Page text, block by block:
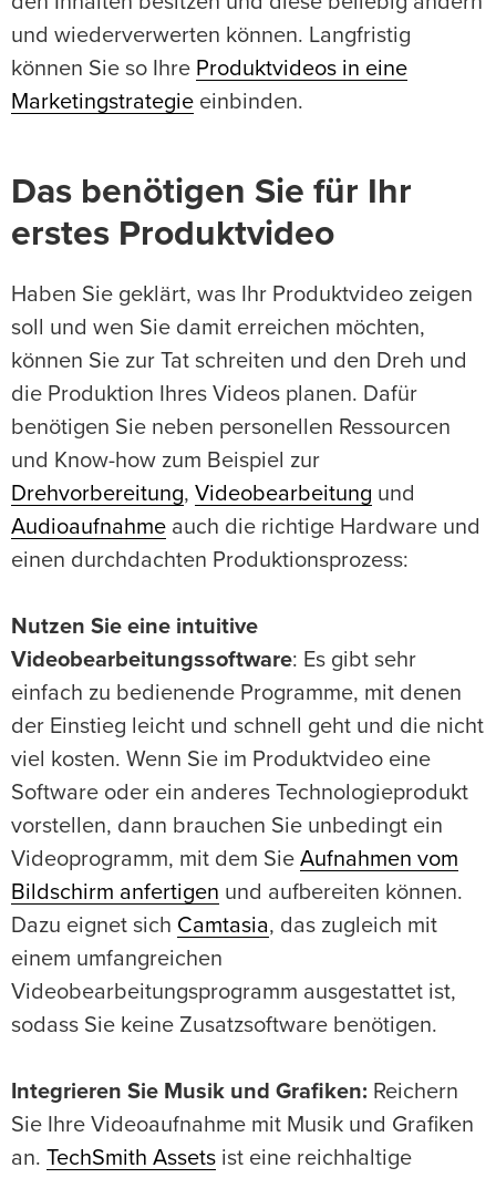
und wiederverwerten können. Langfristig
können Sie so Ihre Produktvideos in eine
Marketingstrategie einbinden.
Das benötigen Sie für Ihr
erstes Produktvideo
Haben Sie geklärt, was Ihr Produktvideo zeigen
soll und wen Sie damit erreichen möchten,
können Sie zur Tat schreiten und den Dreh und
die Produktion Ihres Videos planen. Dafür
benötigen Sie neben personellen Ressourcen
und Know-how zum Beispiel zur
Drehvorbereitung, Videobearbeitung und
Audioaufnahme auch die richtige Hardware und
einen durchdachten Produktionsprozess:
Nutzen Sie eine intuitive
Videobearbeitungssoftware: Es gibt sehr
einfach zu bedienende Programme, mit denen
der Einstieg leicht und schnell geht und die nicht
viel kosten. Wenn Sie im Produktvideo eine
Software oder ein anderes Technologieprodukt
vorstellen, dann brauchen Sie unbedingt ein
Videoprogramm, mit dem Sie Aufnahmen vom
Bildschirm anfertigen und aufbereiten können.
Dazu eignet sich Camtasia, das zugleich mit
einem umfangreichen
Videobearbeitungsprogramm ausgestattet ist,
sodass Sie keine Zusatzsoftware benötigen.
Integrieren Sie Musik und Grafiken: Reichern
Sie Ihre Videoaufnahme mit Musik und Grafiken
an. TechSmith Assets ist eine reichhaltige